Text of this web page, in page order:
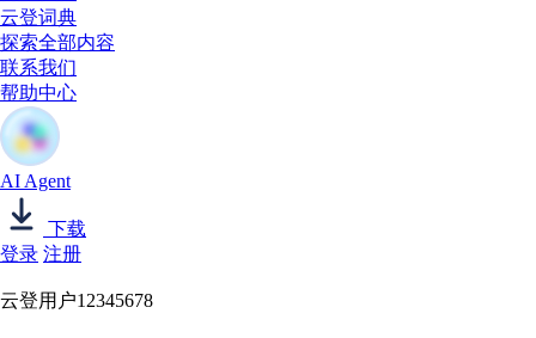
云登词典
探索全部内容
联系我们
帮助中心
AI Agent
下载
登录 注册
云登用户12345678